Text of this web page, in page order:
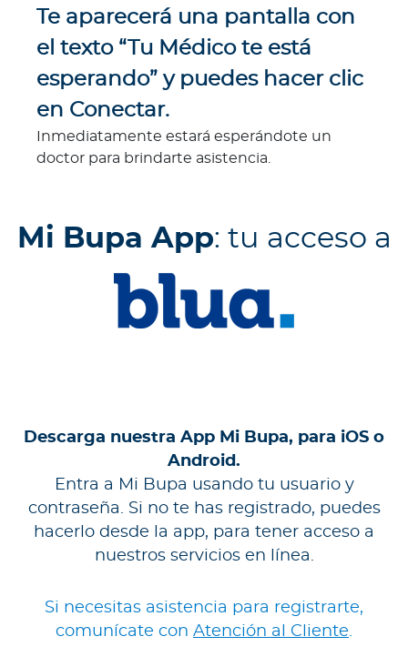
Te aparecerá una pantalla con
el texto “Tu Médico te está
esperando” y puedes hacer clic
en Conectar.
Inmediatamente estará esperándote un
doctor para brindarte asistencia.
Mi Bupa App: tu acceso a
Descarga nuestra App Mi Bupa, para iOS o
Android.
Entra a Mi Bupa usando tu usuario y
contraseña. Si no te has registrado, puedes
hacerlo desde la app, para tener acceso a
nuestros servicios en línea.
Si necesitas asistencia para registrarte,
comunícate con Atención al Cliente.